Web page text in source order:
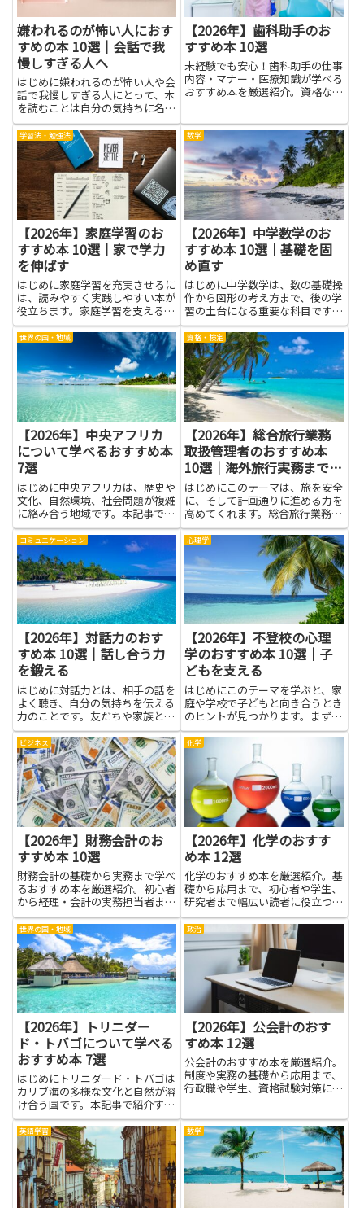
嫌われるのが怖い人におす
すめの本 10選｜会話で我
慢しすぎる人へ
はじめに嫌われるのが怖い人や会
話で我慢しすぎる人にとって、本
を読むことは自分の気持ちに名前
をつけ、行動を少しずつ変えてい
くためのやさしい出発点になりま
す。心理的な仕組みを知ることで
「なぜ自分はこう感じるのか」が
わかり、断り方や自分の境界線
を...
【2026年】歯科助手のお
すすめ本 10選
未経験でも安心！歯科助手の仕事
内容・マナー・医療知識が学べる
おすすめ本を厳選紹介。資格なし
学習法・勉強法
【2026年】家庭学習のお
すすめ本 10選｜家で学力
を伸ばす
はじめに家庭学習を充実させるに
は、読みやすく実践しやすい本が
役立ちます。家庭学習を支える本
を選ぶ力がつくと、自分のペース
で進められる利点を実感しやすく
なります。わかりやすい説明のお
かげで、算数や国語のコツを理解
しやすく、苦手意識を減らす手
助...
数学
【2026年】中学数学のお
すすめ本 10選｜基礎を固
め直す
はじめに中学数学は、数の基礎操
作から図形の考え方まで、後の学
習の土台になる重要な科目です。
この記事で紹介する本は、基礎を
固め直す力を育て、授業の理解を
深める助けになります。丁寧な解
説と段階的な説明の組み合わせを
通じて、計算のしくみや公式の
意...
世界の国・地域
【2026年】中央アフリカ
について学べるおすすめ本
7選
はじめに中央アフリカは、歴史や
文化、自然環境、社会問題が複雑
に絡み合う地域です。本記事で紹
介する本を通して、基礎的な背景
知識をしっかり身につけられま
す。政治や紛争の経緯、日常生活
や文化的な価値観、経済や保護活
動の現場といった多面的な視点を
得...
資格・検定
【2026年】総合旅行業務
取扱管理者のおすすめ本
10選｜海外旅行実務まで対
策
はじめにこのテーマは、旅を安全
に、そして計画通りに進める力を
高めてくれます。総合旅行業務取
扱管理者を目指す人はもちろん、
海外旅行実務まで対策を考える人
にも役立つ知識がまとまった本を
読みやすく紹介します。難しい専
門用語はできるだけ避け、実務
で...
コミュニケーション
【2026年】対話力のおす
すめ本 10選｜話し合う力
を鍛える
はじめに対話力とは、相手の話を
よく聴き、自分の気持ちを伝える
力のことです。友だちや家族との
会話だけでなく、学校や職場の場
面でも役立ちます。相手を尊重し
つつ自分の意見を伝える練習を積
むと、誤解が減り協力もしやすく
なります。読みやすい本を読み
進...
心理学
【2026年】不登校の心理
学のおすすめ本 10選｜子
どもを支える
はじめにこのテーマを学ぶと、家
庭や学校で子どもと向き合うとき
のヒントが見つかります。まず、
不登校の心理学は、子どもの気持
ちを理解する手がかりを増やして
くれます。原因は一つではなく、
学校の雰囲気や友だちとの関係、
家の習慣など、さまざまな要素
が...
ビジネス
【2026年】財務会計のお
すすめ本 10選
財務会計の基礎から実務まで学べ
るおすすめ本を厳選紹介。初心者
から経理・会計の実務担当者まで
役立つ一冊が必ず見つかります。
化学
【2026年】化学のおすす
め本 12選
化学のおすすめ本を厳選紹介。基
礎から応用まで、初心者や学生、
研究者まで幅広い読者に役立つ良
書をわかりやすく紹介します。
世界の国・地域
【2026年】トリニダー
ド・トバゴについて学べる
おすすめ本 7選
はじめにトリニダード・トバゴは
カリブ海の多様な文化と自然が溶
け合う国です。本記事で紹介する
本は、旅行の事前知識や学び直
し、趣味としての深掘りに役立つ
一冊を見つけるためのリストで
す。歴史や社会構造、音楽や祭
り、食文化、自然環境といった複
数の側...
政治
【2026年】公会計のおす
すめ本 12選
公会計のおすすめ本を厳選紹介。
制度や実務の基礎から応用まで、
行政職や学生、資格試験対策にも
英語学習 数学